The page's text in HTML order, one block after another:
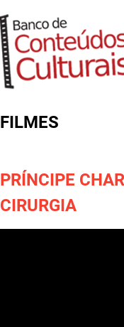
FILMES
PRÍNCIPE
CIRURGIA